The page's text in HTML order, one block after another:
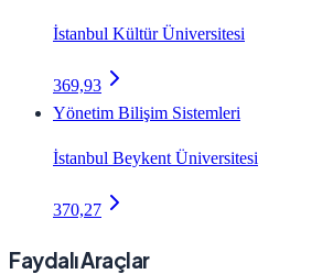
İstanbul Kültür Üniversitesi
369,93
Yönetim Bilişim Sistemleri
İstanbul Beykent Üniversitesi
370,27
Faydalı Araçlar